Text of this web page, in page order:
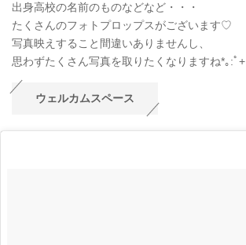
出身高校の名前のものなどなど・・・
たくさんのフォトプロップスがございます♡
写真映えすること間違いありませんし、
思わずたくさん写真を取りたくなりますね*｡:ﾟ+
ウェルカムスペース